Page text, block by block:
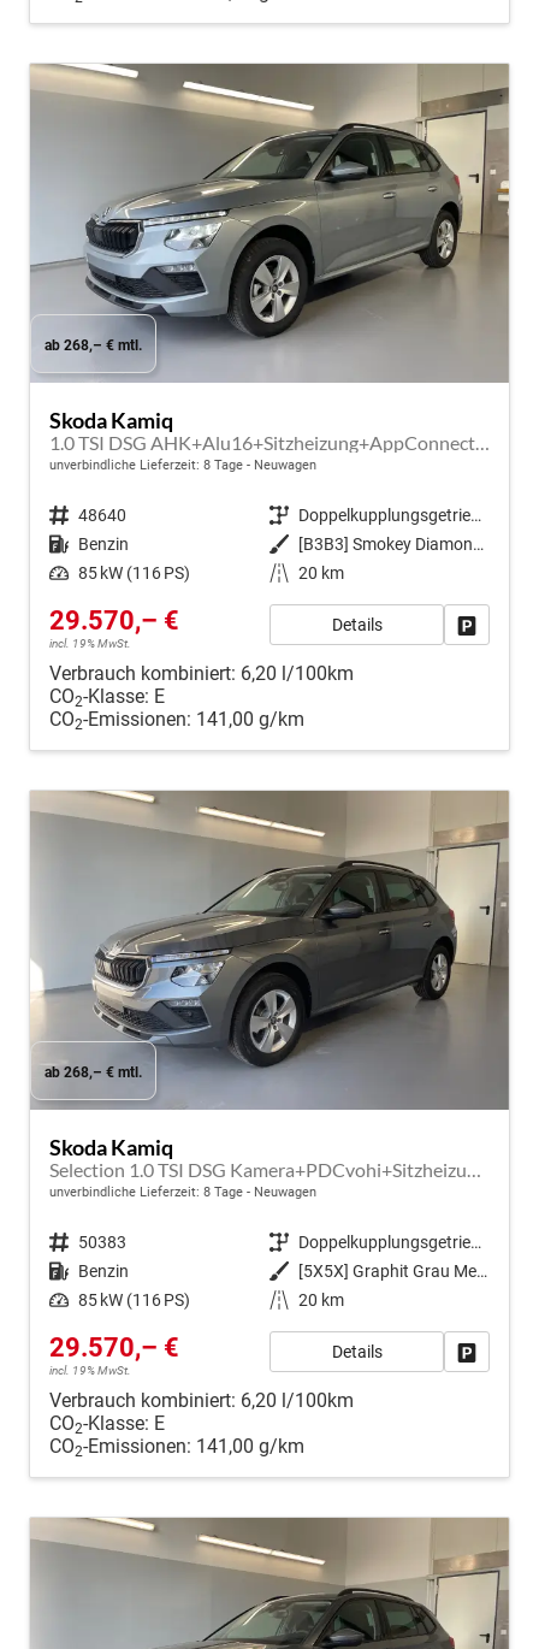
ab 268,– € mtl.
Skoda Kamiq
1.0 TSI DSG AHK+Alu16+Sitzheizung+AppConnect+GV5+LED+Nebel+Klima
unverbindliche Lieferzeit: 8 Tage Neuwagen
Fahrzeugnr. 48640 Getriebe
Doppelkupplungsgetriebe (DSG)
Kraftstoff Benzin Außenfarbe
[B3B3] Smokey Diamond-Silber Metallic
Leistung 85 kW (116 PS) Kilometerstand 20 km
29.570,– €
incl. 19% MwSt.
Details
Verbrauch kombiniert: 6,20 l/100km
CO2-Klasse: E
CO2-Emissionen: 141,00 g/km
ab 268,– € mtl.
Skoda Kamiq
Selection 1.0 TSI DSG Kamera+PDCvohi+Sitzheizung+AppConnect+Sunset+Alu16
unverbindliche Lieferzeit: 8 Tage Neuwagen
Fahrzeugnr. 50383 Getriebe
Doppelkupplungsgetriebe (DSG)
Kraftstoff Benzin Außenfarbe
[5X5X] Graphit Grau Metallic
Leistung 85 kW (116 PS) Kilometerstand 20 km
29.570,– €
incl. 19% MwSt.
Details
Verbrauch kombiniert: 6,20 l/100km
CO2-Klasse: E
CO2-Emissionen: 141,00 g/km